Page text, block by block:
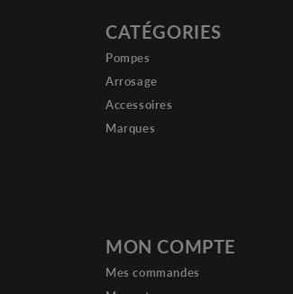
CATÉGORIES
Pompes
Arrosage
Accessoires
Marques
MON COMPTE
Mes commandes